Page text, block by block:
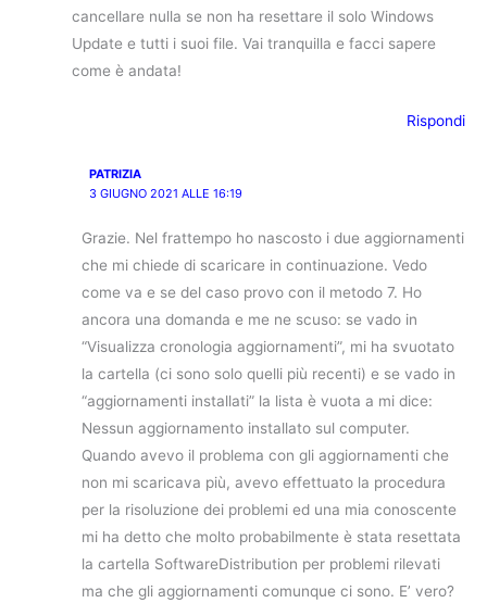
cancellare nulla se non ha resettare il solo Windows
Update e tutti i suoi file. Vai tranquilla e facci sapere
come è andata!
Rispondi
PATRIZIA
3 GIUGNO 2021 ALLE 16:19
Grazie. Nel frattempo ho nascosto i due aggiornamenti
che mi chiede di scaricare in continuazione. Vedo
come va e se del caso provo con il metodo 7. Ho
ancora una domanda e me ne scuso: se vado in
“Visualizza cronologia aggiornamenti”, mi ha svuotato
la cartella (ci sono solo quelli più recenti) e se vado in
“aggiornamenti installati” la lista è vuota a mi dice:
Nessun aggiornamento installato sul computer.
Quando avevo il problema con gli aggiornamenti che
non mi scaricava più, avevo effettuato la procedura
per la risoluzione dei problemi ed una mia conoscente
mi ha detto che molto probabilmente è stata resettata
la cartella SoftwareDistribution per problemi rilevati
ma che gli aggiornamenti comunque ci sono. E’ vero?